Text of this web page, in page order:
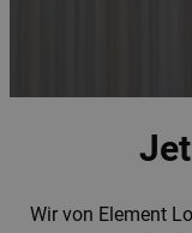
Wir von Element